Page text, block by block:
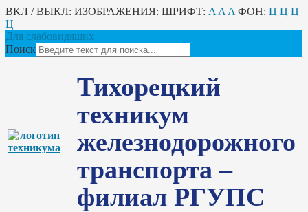
ВКЛ / ВЫКЛ: ИЗОБРАЖЕНИЯ: ШРИФТ: A A A ФОН: Ц Ц Ц
Ц
Для слабовидящих
Поиск
Тихорецкий
техникум
железнодорожного
транспорта –
филиал РГУПС